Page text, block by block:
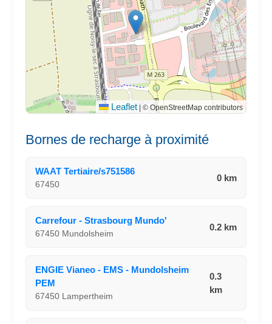
Leaflet © OpenStreetMap contributors
Bornes de recharge à proximité
WAAT Tertiaire/s751586
67450
0 km
Carrefour - Strasbourg Mundo'
67450 Mundolsheim
0.2 km
ENGIE Vianeo - EMS - Mundolsheim
PEM
67450 Lampertheim
0.3
km